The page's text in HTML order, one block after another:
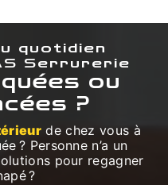
quotidien
Serrurerie
ou
?
de chez vous à
? Personne n’a un
pour regagner
?